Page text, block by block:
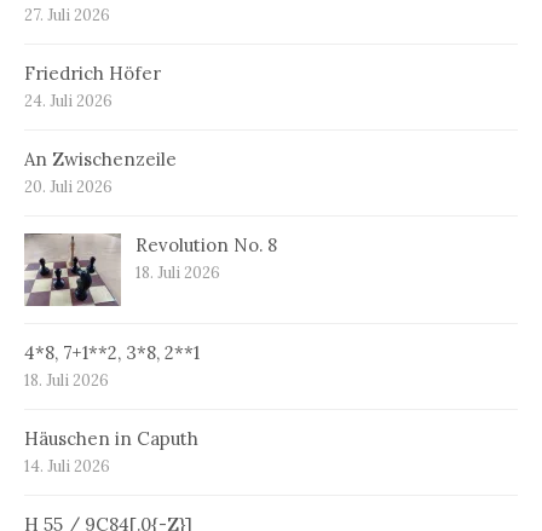
27. Juli 2026
Friedrich Höfer
24. Juli 2026
An Zwischenzeile
20. Juli 2026
Revolution No. 8
18. Juli 2026
4*8, 7+1**2, 3*8, 2**1
18. Juli 2026
Häuschen in Caputh
14. Juli 2026
H 55 / 9C84[.0{-Z}]